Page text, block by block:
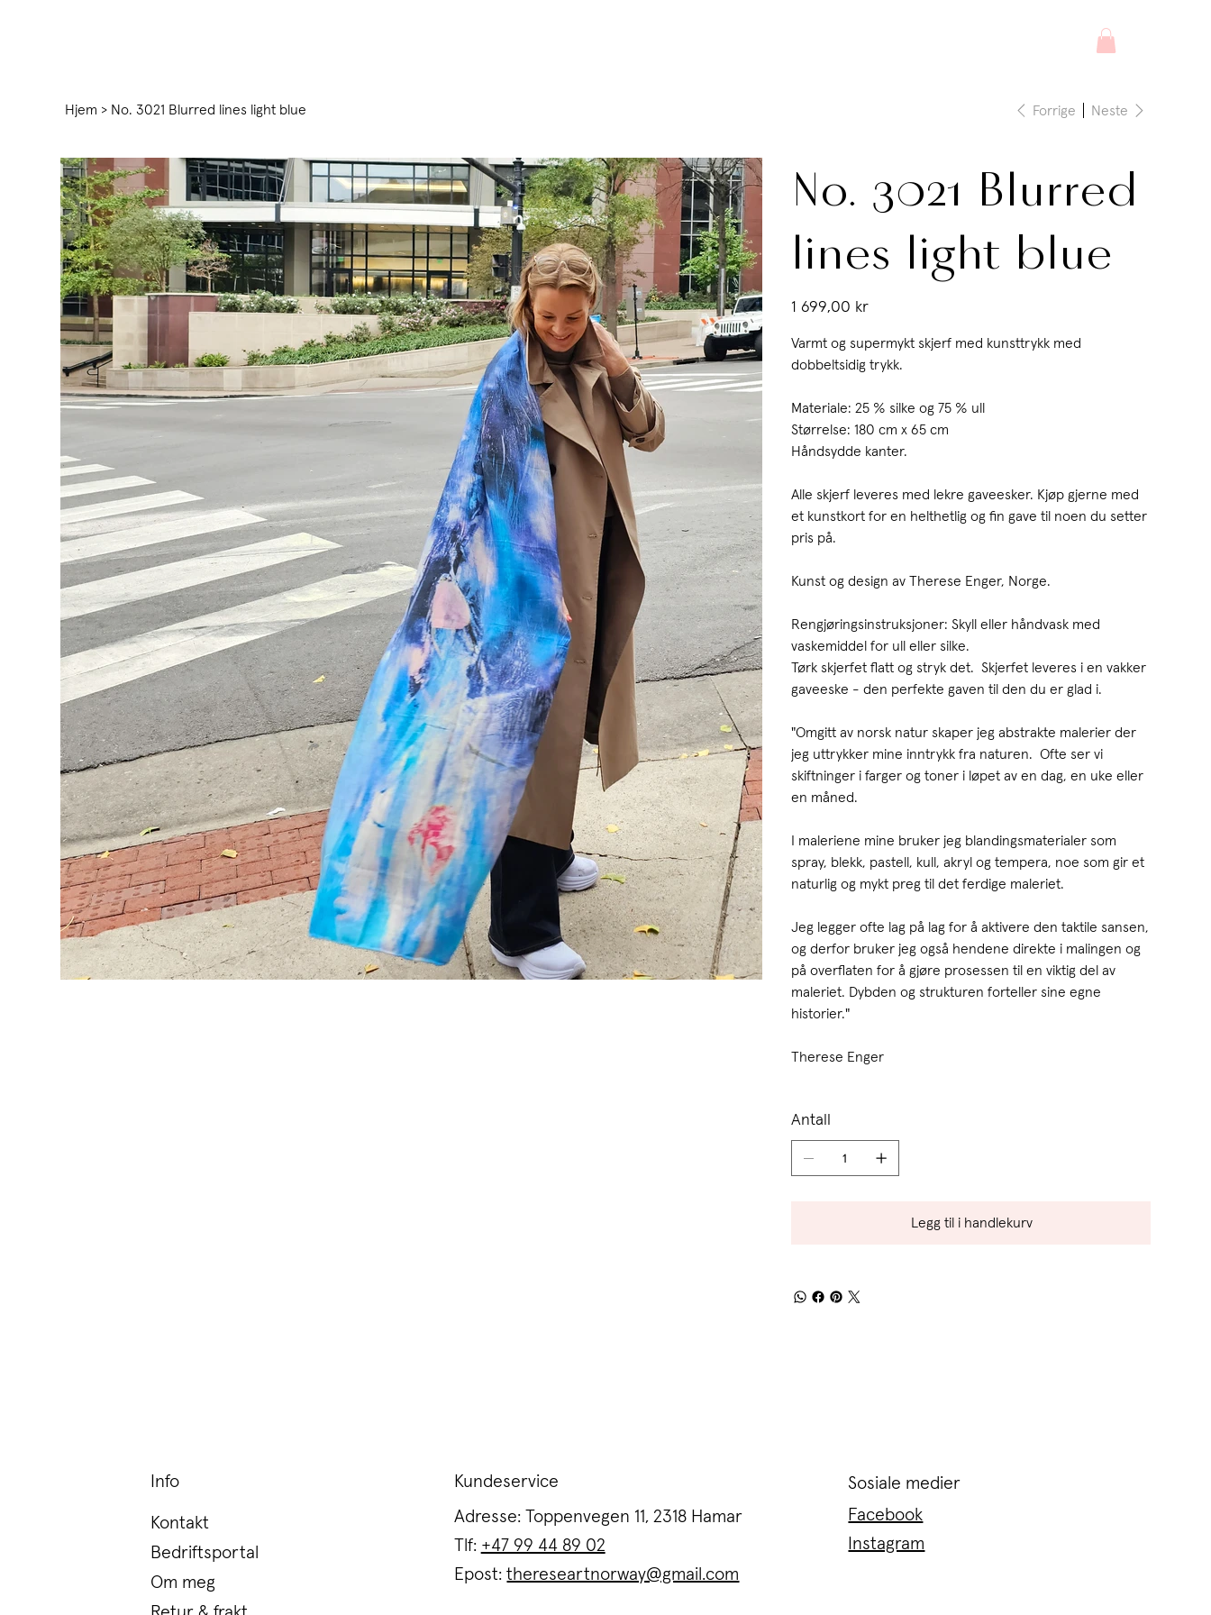
Hjem > No. 3021 Blurred lines light blue Forrige Neste
No. 3021 Blurred
lines light blue
1 699,00 kr
Varmt og supermykt skjerf med kunsttrykk med
dobbeltsidig trykk.
Materiale: 25 % silke og 75 % ull
Størrelse: 180 cm x 65 cm
Håndsydde kanter.
Alle skjerf leveres med lekre gaveesker. Kjøp gjerne med
et kunstkort for en helthetlig og fin gave til noen du setter
pris på.
Kunst og design av Therese Enger, Norge.
Rengjøringsinstruksjoner: Skyll eller håndvask med
vaskemiddel for ull eller silke.
Tørk skjerfet flatt og stryk det. Skjerfet leveres i en vakker
gaveeske - den perfekte gaven til den du er glad i.
"Omgitt av norsk natur skaper jeg abstrakte malerier der
jeg uttrykker mine inntrykk fra naturen. Ofte ser vi
skiftninger i farger og toner i løpet av en dag, en uke eller
en måned.
I maleriene mine bruker jeg blandingsmaterialer som
spray, blekk, pastell, kull, akryl og tempera, noe som gir et
naturlig og mykt preg til det ferdige maleriet.
Jeg legger ofte lag på lag for å aktivere den taktile sansen,
og derfor bruker jeg også hendene direkte i malingen og
på overflaten for å gjøre prosessen til en viktig del av
maleriet. Dybden og strukturen forteller sine egne
historier."
Therese Enger
Antall
Legg til i handlekurv
Info
Kontakt
Bedriftsportal
Om meg
Kundeservice
Adresse: Toppenvegen 11, 2318 Hamar
Tlf: +47 99 44 89 02
Epost:thereseartnorway@gmail.com
Sosiale medier
Facebook
Instagram